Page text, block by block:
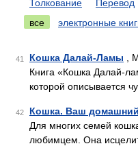
Толкование Перевод
все
электронные
41 Кошка Далай-Ламы ,
Книга «Кошка Далай-
которой описывается
42 Кошка. Ваш
Для многих семей
любимцем. Она